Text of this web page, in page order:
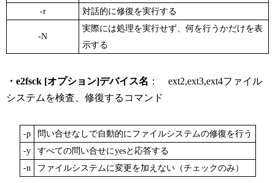
-r
対話的に修復を実行する
-N
実際には処理を実行せず、何を行うかだけを表
示する
・e2fsck [オプション]デバイス名 ： ext2,ext3,ext4ファイル
システムを検査、修復するコマンド
-p
問い合せなしで自動的にファイルシステムの修復を行う
-y
すべての問い合せにyesと応答する
-n
ファイルシステムに変更を加えない（チェックのみ）